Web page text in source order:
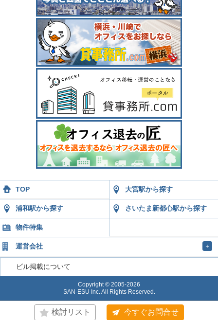
検討リスト 今すぐお問合せ
TOP 大宮駅から探す
浦和駅から探す さいたま新都心駅から探す
物件特集
運営会社 ＋
ビル掲載について
Copyright © 2005-2026
SAN-ESU Inc. All Rights Reserved.